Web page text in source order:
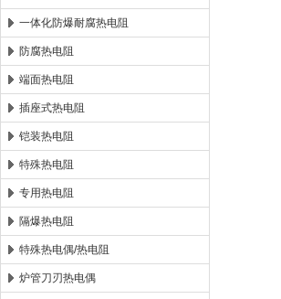
一体化防爆耐腐热电阻
防腐热电阻
端面热电阻
插座式热电阻
铠装热电阻
特殊热电阻
专用热电阻
隔爆热电阻
特殊热电偶/热电阻
炉管刀刃热电偶